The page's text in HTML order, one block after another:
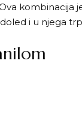
kombinacija
i u njega